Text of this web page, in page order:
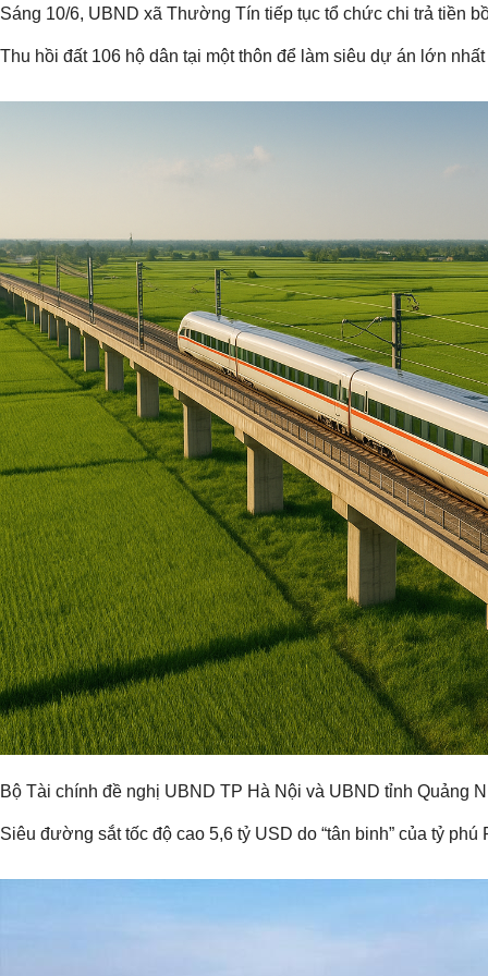
Sáng 10/6, UBND xã Thường Tín tiếp tục tổ chức chi trả tiền
Thu hồi đất 106 hộ dân tại một thôn để làm siêu dự án lớn
Bộ Tài chính đề nghị UBND TP Hà Nội và UBND tỉnh Quảng
Siêu đường sắt tốc độ cao 5,6 tỷ USD do “tân binh” của tỷ